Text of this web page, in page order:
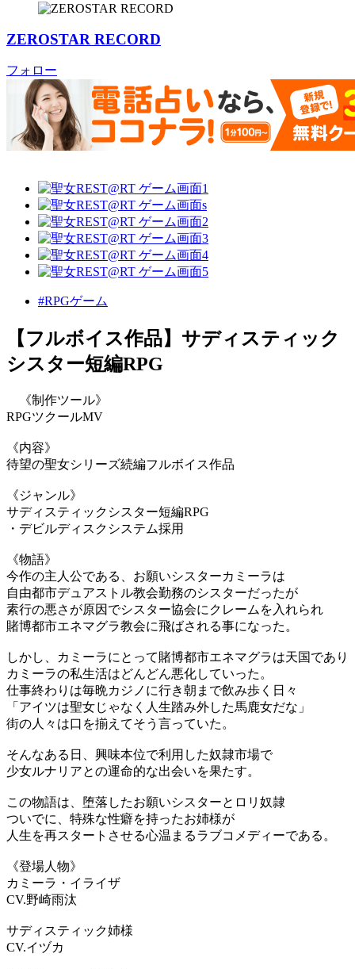
ZEROSTAR RECORD
フォロー
#RPGゲーム
【フルボイス作品】サディスティック
シスター短編RPG
《制作ツール》
RPGツクールMV
《内容》
待望の聖女シリーズ続編フルボイス作品
《ジャンル》
サディスティックシスター短編RPG
・デビルディスクシステム採用
《物語》
今作の主人公である、お願いシスターカミーラは
自由都市デュアストル教会勤務のシスターだったが
素行の悪さが原因でシスター協会にクレームを入れられ
賭博都市エネマグラ教会に飛ばされる事になった。
しかし、カミーラにとって賭博都市エネマグラは天国であり
カミーラの私生活はどんどん悪化していった。
仕事終わりは毎晩カジノに行き朝まで飲み歩く日々
「アイツは聖女じゃなく人生踏み外した馬鹿女だな」
街の人々は口を揃えてそう言っていた。
そんなある日、興味本位で利用した奴隷市場で
少女ルナリアとの運命的な出会いを果たす。
この物語は、堕落したお願いシスターとロリ奴隷
ついでに、特殊な性癖を持ったお姉様が
人生を再スタートさせる心温まるラブコメディーである。
《登場人物》
カミーラ・イライザ
CV.野崎雨汰
サディスティック姉様
CV.イヅカ